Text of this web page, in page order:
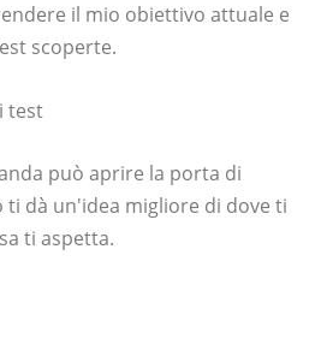
il mio obiettivo attuale e
scoperte.
può aprire la porta di
dà un'idea migliore di dove ti
ti aspetta.